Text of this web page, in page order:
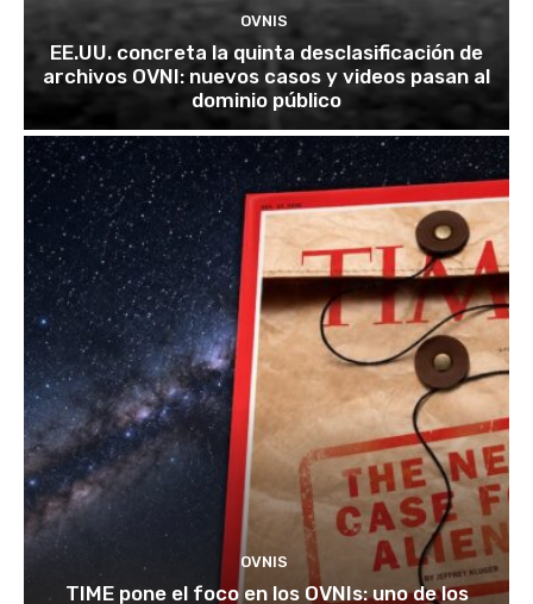
OVNIS
EE.UU. concreta la quinta desclasificación de
archivos OVNI: nuevos casos y videos pasan al
dominio público
OVNIS
TIME pone el foco en los OVNIs: uno de los